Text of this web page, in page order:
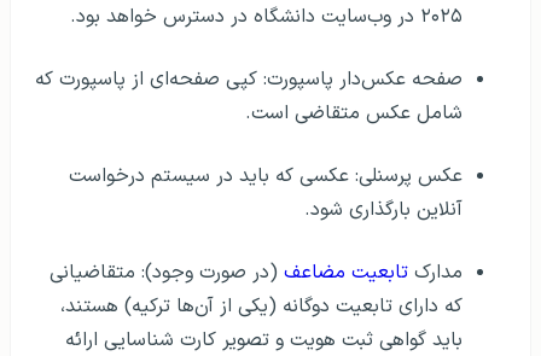
۲۰۲۵ در وب‌سایت دانشگاه در دسترس خواهد بود.
صفحه عکس‌دار پاسپورت: کپی صفحه‌ای از پاسپورت که
شامل عکس متقاضی است.
عکس پرسنلی: عکسی که باید در سیستم درخواست
آنلاین بارگذاری شود.
مدارک تابعیت مضاعف (در صورت وجود): متقاضیانی
که دارای تابعیت دوگانه (یکی از آن‌ها ترکیه) هستند،
باید گواهی ثبت هویت و تصویر کارت شناسایی ارائه